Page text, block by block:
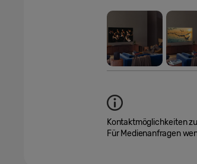
Kontaktmöglichkeiten
Für Medienanfragen